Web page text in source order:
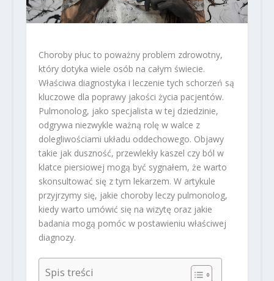
Choroby płuc to poważny problem zdrowotny,
który dotyka wiele osób na całym świecie.
Właściwa diagnostyka i leczenie tych schorzeń są
kluczowe dla poprawy jakości życia pacjentów.
Pulmonolog, jako specjalista w tej dziedzinie,
odgrywa niezwykle ważną rolę w walce z
dolegliwościami układu oddechowego. Objawy
takie jak duszność, przewlekły kaszel czy ból w
klatce piersiowej mogą być sygnałem, że warto
skonsultować się z tym lekarzem. W artykule
przyjrzymy się, jakie choroby leczy pulmonolog,
kiedy warto umówić się na wizytę oraz jakie
badania mogą pomóc w postawieniu właściwej
diagnozy.
Spis treści